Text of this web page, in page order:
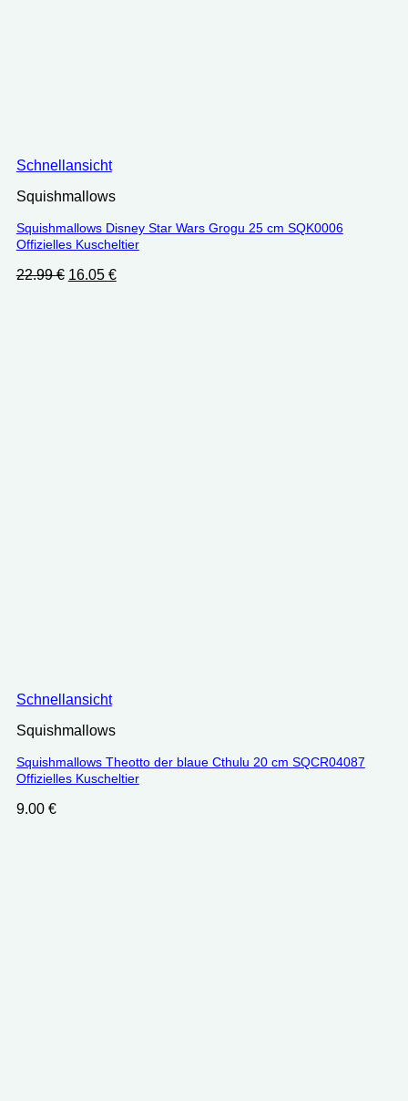
Schnellansicht
Squishmallows
Squishmallows Disney Star Wars Grogu 25 cm SQK0006
Offizielles Kuscheltier
22.99€ Ursprünglicher
16.05 €Aktueller
Schnellansicht
Squishmallows
Squishmallows Theotto der blaue Cthulu 20 cm SQCR04087
Offizielles Kuscheltier
9.00 €